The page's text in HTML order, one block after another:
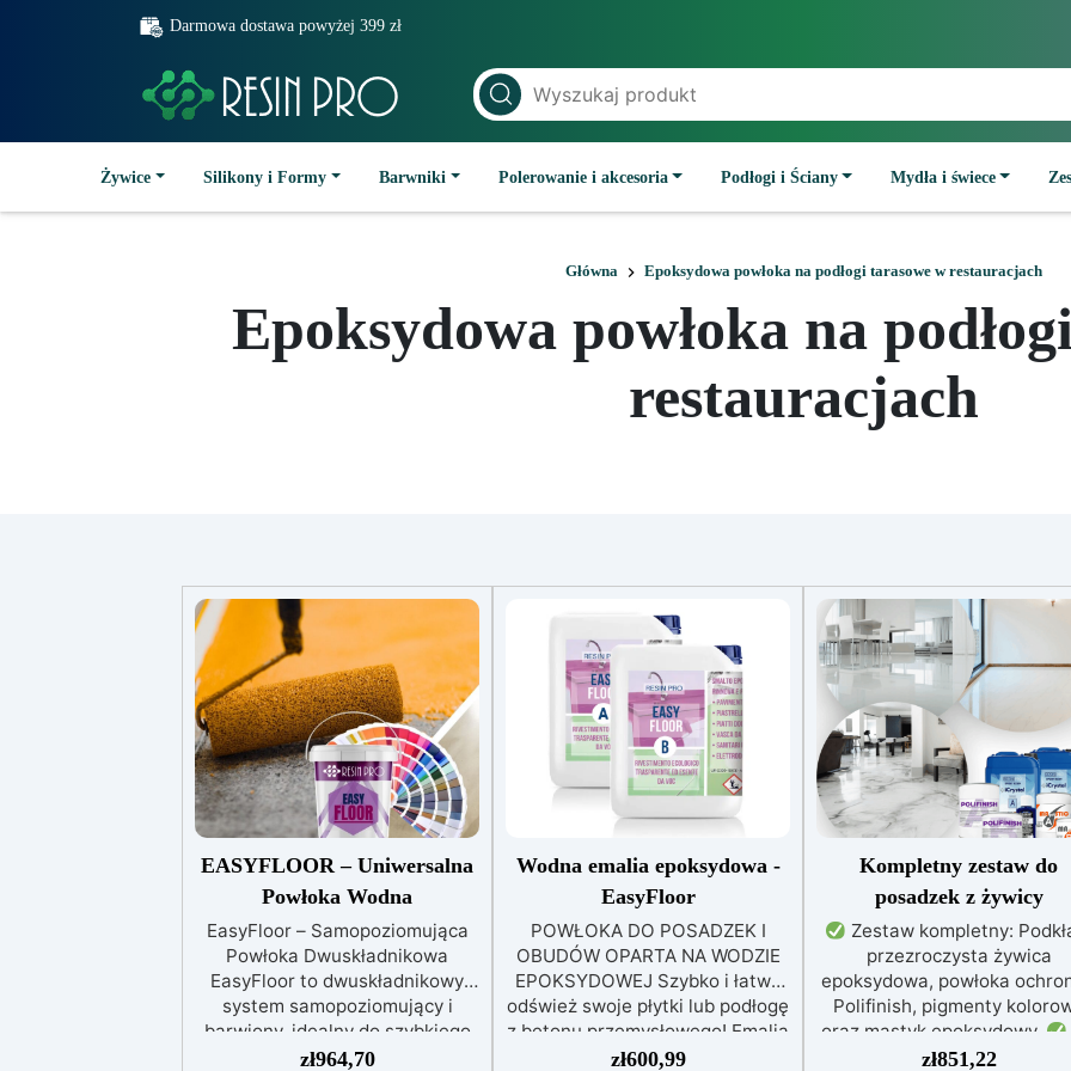
Darmowa dostawa powyżej 399 zł
Żywice Silikony i Formy Barwniki Polerowanie i akcesoria Podłogi i Ściany Mydła i świece
Główna Epoksydowa powłoka na podłogi tarasowe w restauracjach
Epoksydowa powłoka na
restauracjach
EASYFLOOR – Uniwersalna
Powłoka Wodna
EasyFloor – Samopoziomująca
Powłoka Dwuskładnikowa
EasyFloor to dwuskładnikowy
system samopoziomujący i
barwiony, idealny do szybkiego
odnawiania każdej podłogi.
zł964,70
Wodna emalia epoksydowa -
EasyFloor
POWŁOKA DO POSADZEK I
OBUDÓW OPARTA NA WODZIE
EPOKSYDOWEJ Szybko i łatwo
odśwież swoje płytki lub podłogę
z betonu przemysłowego! Emalia
epoksydowa easyfloor na bazie
zł600,99
Kompletny zestaw do
posadzek z żywicy
Zestaw kompletny:
przezroczysta żywica
epoksydowa, powłoka
Polifinish, pigmenty
oraz mastyk epoksydowy.
każdą powierzchnię: dzięki
zł851,22